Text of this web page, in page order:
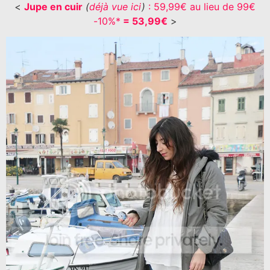
< Jupe en cuir (déjà vue ici) : 59,99€ au lieu de 99€
-10%* = 53,99€ >